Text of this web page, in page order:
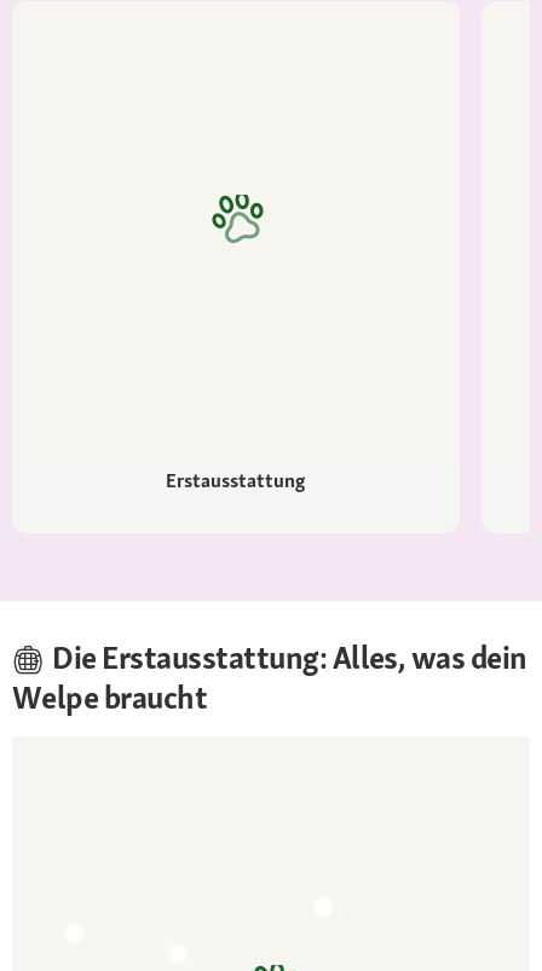
Erstausstattung
Die Erstausstattung: Alles, was dein
Welpe braucht